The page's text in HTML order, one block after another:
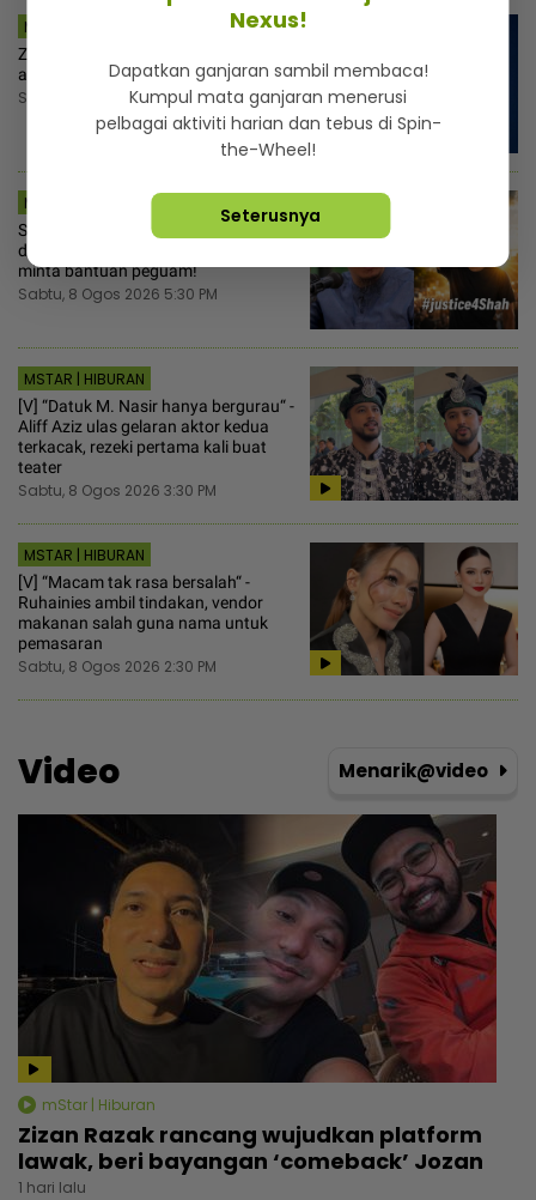
MSTAR | HIBURAN
Zulin Aziz capai berat badan 54kg,
akui cabaran untuk kekalkan
Sabtu, 8 Ogos 2026 6:00 PM
MSTAR | SEMASA
Shah cari Firdaus Wong… Tak tahan
difitnah kes kematian anjing Rocky,
minta bantuan peguam!
Sabtu, 8 Ogos 2026 5:30 PM
MSTAR | HIBURAN
[V] “Datuk M. Nasir hanya bergurau“ -
Aliff Aziz ulas gelaran aktor kedua
terkacak, rezeki pertama kali buat
teater
Sabtu, 8 Ogos 2026 3:30 PM
MSTAR | HIBURAN
[V] “Macam tak rasa bersalah“ -
Ruhainies ambil tindakan, vendor
makanan salah guna nama untuk
pemasaran
Sabtu, 8 Ogos 2026 2:30 PM
Video Menarik@video
mStar | Hiburan
Zizan Razak rancang wujudkan platform
lawak, beri bayangan ‘comeback’ Jozan
1 hari lalu
Nexus!
Dapatkan ganjaran sambil membaca!
Kumpul mata ganjaran menerusi
pelbagai aktiviti harian dan tebus di Spin-
the-Wheel!
Seterusnya